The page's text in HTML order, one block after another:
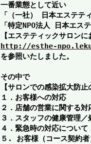
一番業態として近い
「（一社） 日本エステテ
「特定NPO法人 日本エス
【エステティックサロン
http://esthe-
を参照いたしました。
その中で
【サロンでの感染拡大防
１．お客様への対応
２．店舗の営業に関する対
３．スタッフの健康管理／
４．緊急時の対応について
５. お客様（コース契約